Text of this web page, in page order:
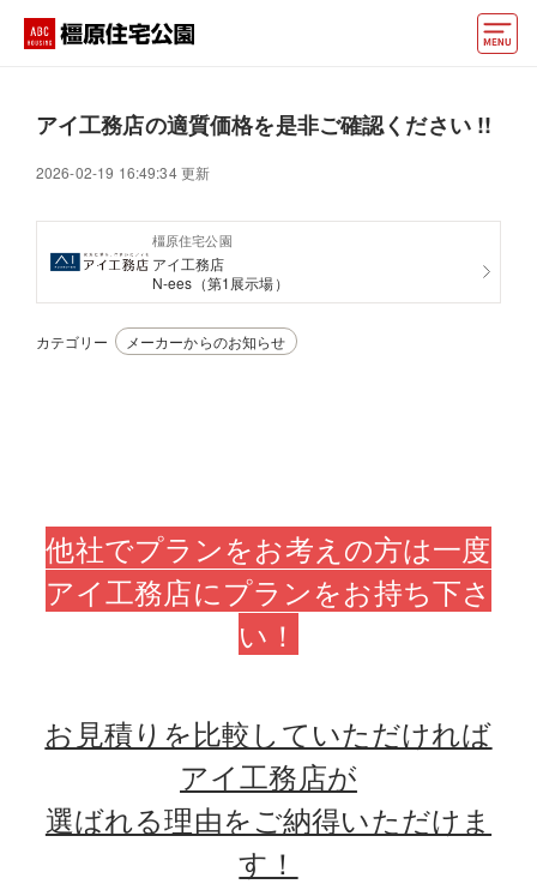
イベント情報・プレゼント
アクセス
好みからモデルハウスを探す
アイ工務店の適質価格を是非ご確認ください !!
2026-02-19 16:49:34 更新
橿原住宅公園
アイ工務店
N-ees（第1展示場）
カテゴリー メーカーからのお知らせ
他社でプランをお考えの方は一度
アイ工務店にプランをお持ち下さ
い！
お見積りを比較していただければ
アイ工務店が
選ばれる理由をご納得いただけま
す！